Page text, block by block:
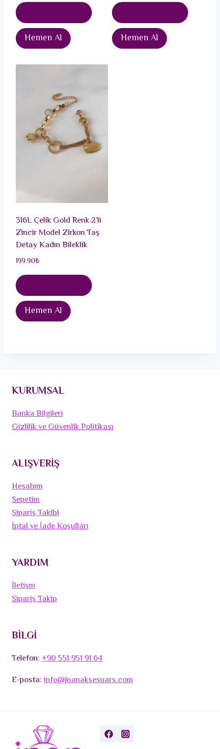
Hemen Al
Hemen Al
316L Çelik Gold Renk 2’li
Zincir Model Zirkon Taş
Detay Kadın Bileklik
199.90₺
Hemen Al
KURUMSAL
Banka Bilgileri
Gizlilik ve Güvenlik Politikası
ALIŞVERİŞ
Hesabım
Sepetim
Sipariş Takibi
İptal ve İade Koşulları
YARDIM
İletişm
Sipariş Takip
BİLGİ
Telefon:+90 551 951 91 64
E-posta:info@jnanaksesuars.com